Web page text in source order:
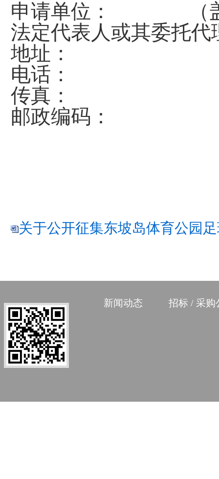
申请单位：
法定代表人或其委托代
地址：
电话：
传真：
邮政编码：
关于公开征集东坡岛体育公园
新闻动态 招标 / 采购